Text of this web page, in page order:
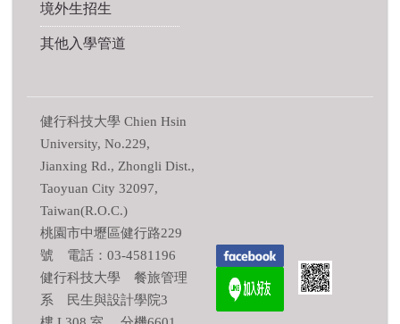
境外生招生
其他入學管道
健行科技大學 Chien Hsin
University, No.229,
Jianxing Rd., Zhongli Dist.,
Taoyuan City 32097,
Taiwan(R.O.C.)
桃園市中壢區健行路229
號 電話：03-4581196
健行科技大學 餐旅管理
系 民生與設計學院3